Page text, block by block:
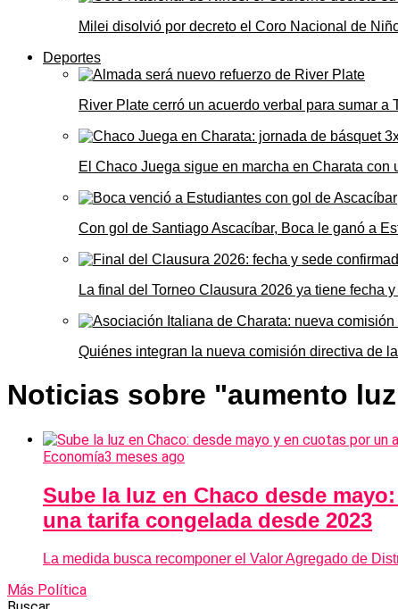
Milei disolvió por decreto el Coro Nacional de
Deportes
River Plate cerró un acuerdo verbal para sumar a
El Chaco Juega sigue en marcha en Charata con
Con gol de Santiago Ascacíbar, Boca le ganó a
La final del Torneo Clausura 2026 ya tiene fecha
Quiénes integran la nueva comisión directiva de
Noticias sobre "aumento
Economía3 meses ago
Sube la luz en Chaco desde
una tarifa congelada desde 2023
La medida busca recomponer el Valor Agregado de
Más Política